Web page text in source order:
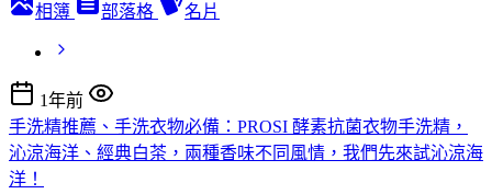
相簿 部落格 名片
1年前
手洗精推薦、手洗衣物必備：PROSI 酵素抗菌衣物手洗精，
沁涼海洋、經典白茶，兩種香味不同風情，我們先來試沁涼海
洋！